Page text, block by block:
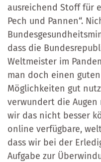
ausreichend Stoff für
Pech und Pannen“.
dass die
Weltmeister im
man doch einen
Möglichkeiten gut
verwundert die Augen
wir das nicht besser
online verfügbare,
dass wir bei der
Aufgabe zur